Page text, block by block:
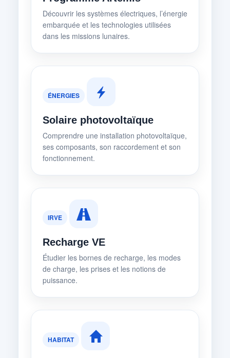
Découvrir les systèmes électriques, l’énergie
embarquée et les technologies utilisées
dans les missions lunaires.
ÉNERGIES
Solaire photovoltaïque
Comprendre une installation photovoltaïque,
ses composants, son raccordement et son
fonctionnement.
IRVE
Recharge VE
Étudier les bornes de recharge, les modes
de charge, les prises et les notions de
puissance.
HABITAT